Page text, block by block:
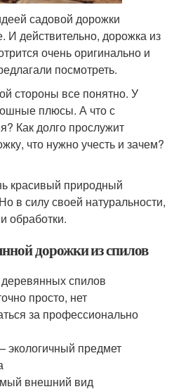
садовой дорожки
И действительно, дорожка из
очень оригинально и
посмотреть.
стороны все понятно. У
плюсы. А что с
Как долго прослужит
что нужно учесть и зачем?
красивый природный
в силу своей натуральности,
обработки.
дорожки из спилов
спилов
просто, нет
за профессионально
предмет
внешний вид